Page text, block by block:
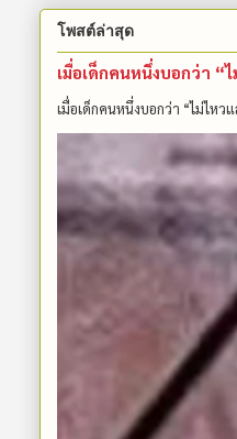
โพสต์ล่าสุด
เมื่อเด็กคนหนึ่งบอกว่า “
เมื่อเด็กคนหนึ่งบอกว่า “ไม่ไห